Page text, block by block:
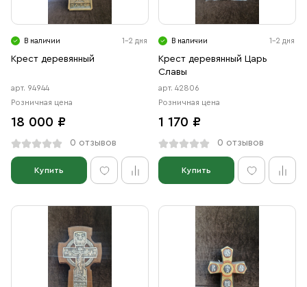
Ювелирные изделия
В наличии 1-2 дня
Крест деревянный
арт. 94944
Розничная цена
18 000 ₽
0 отзывов
Купить
В наличии 1-2 дня
Крест деревянный Царь
Славы
арт. 42806
Розничная цена
1 170 ₽
0 отзывов
Купить